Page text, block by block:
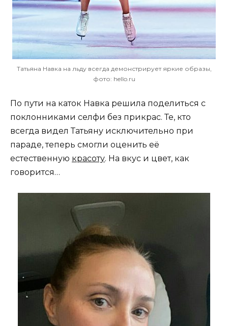
Татьяна Навка на льду всегда демонстрирует яркие образы,
фото: hello.ru
По пути на каток Навка решила поделиться с
поклонниками селфи без прикрас. Те, кто
всегда видел Татьяну исключительно при
параде, теперь смогли оценить её
естественную красоту. На вкус и цвет, как
говорится…